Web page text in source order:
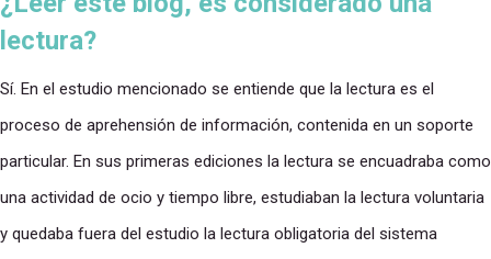
lectura?
Sí. En el estudio mencionado se entiende que la lectura es el
proceso de aprehensión de información, contenida en un soporte
particular. En sus primeras ediciones la lectura se encuadraba como
una actividad de ocio y tiempo libre, estudiaban la lectura voluntaria
y quedaba fuera del estudio la lectura obligatoria del sistema